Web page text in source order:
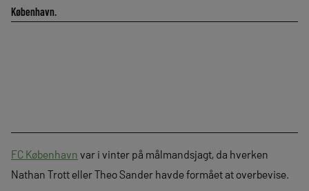
København.
FC København var i vinter på målmandsjagt, da hverken
Nathan Trott eller Theo Sander havde formået at overbevise.